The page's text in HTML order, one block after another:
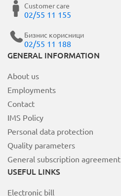
Customer care
02/55 11 155
Бизнис корисници
02/55 11 188
GENERAL INFORMATION
About us
Employments
Contact
IMS Policy
Personal data protection
Quality parameters
General subscription agreement
USEFUL LINKS
Electronic bill